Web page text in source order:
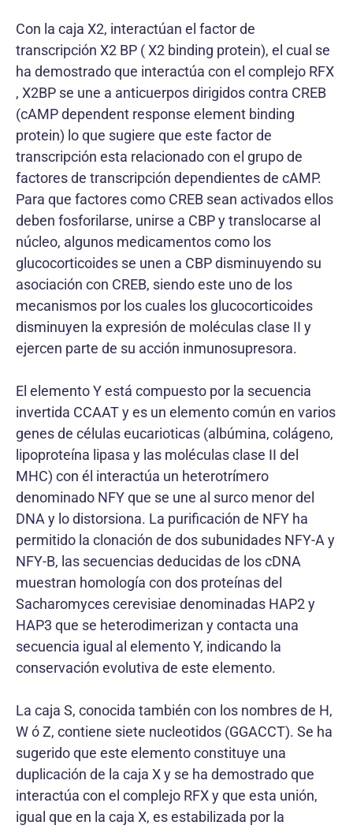
Con la caja X2, interactúan el factor de
transcripción X2 BP ( X2 binding protein), el cual se
ha demostrado que interactúa con el complejo RFX
, X2BP se une a anticuerpos dirigidos contra CREB
(cAMP dependent response element binding
protein) lo que sugiere que este factor de
transcripción esta relacionado con el grupo de
factores de transcripción dependientes de cAMP.
Para que factores como CREB sean activados ellos
deben fosforilarse, unirse a CBP y translocarse al
núcleo, algunos medicamentos como los
glucocorticoides se unen a CBP disminuyendo su
asociación con CREB, siendo este uno de los
mecanismos por los cuales los glucocorticoides
disminuyen la expresión de moléculas clase II y
ejercen parte de su acción inmunosupresora.
El elemento Y está compuesto por la secuencia
invertida CCAAT y es un elemento común en varios
genes de células eucarioticas (albúmina, colágeno,
lipoproteína lipasa y las moléculas clase II del
MHC) con él interactúa un heterotrímero
denominado NFY que se une al surco menor del
DNA y lo distorsiona. La purificación de NFY ha
permitido la clonación de dos subunidades NFY-A y
NFY-B, las secuencias deducidas de los cDNA
muestran homología con dos proteínas del
Sacharomyces cerevisiae denominadas HAP2 y
HAP3 que se heterodimerizan y contacta una
secuencia igual al elemento Y, indicando la
conservación evolutiva de este elemento.
La caja S, conocida también con los nombres de H,
W ó Z, contiene siete nucleotidos (GGACCT). Se ha
sugerido que este elemento constituye una
duplicación de la caja X y se ha demostrado que
interactúa con el complejo RFX y que esta unión,
igual que en la caja X, es estabilizada por la